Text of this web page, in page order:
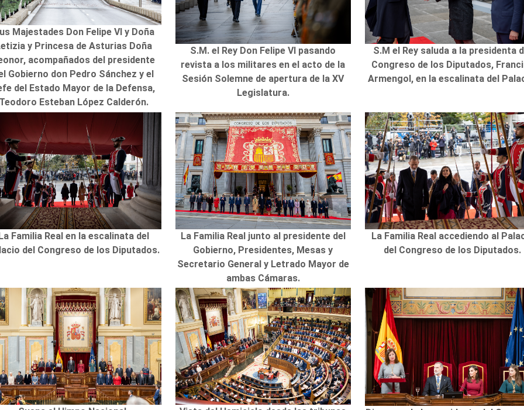
Majestades Don Felipe VI y Doña
y Princesa de Asturias Doña
acompañados del presidente
Gobierno don Pedro Sánchez y el
del Estado Mayor de la Defensa,
Esteban López Calderón.
S.M. el Rey Don Felipe VI pasando
revista a los militares en el acto de la
Sesión Solemne de apertura de la XV
Legislatura.
S.M el Rey saluda a la presidenta
Congreso de los Diputados,
Armengol, en la escalinata del
Familia Real en la escalinata del
del Congreso de los Diputados.
La Familia Real junto al presidente del
Gobierno, Presidentes, Mesas y
Secretario General y Letrado Mayor de
ambas Cámaras.
La Familia Real accediendo al
del Congreso de los Diputados.